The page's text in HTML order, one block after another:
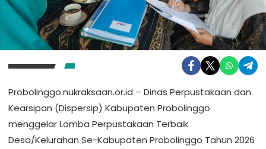
Probolinggo.nukraksaan.or.id – Dinas Perpustakaan dan
Kearsipan (Dispersip) Kabupaten Probolinggo
menggelarLomba Perpustakaan Terbaik
Desa/Kelurahan Se-Kabupaten Probolinggo Tahun 2026